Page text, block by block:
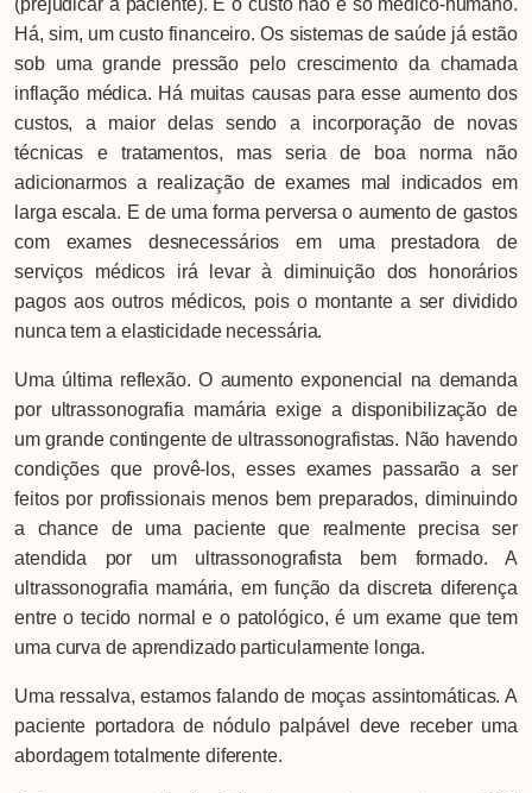
(prejudicar a paciente). E o custo não é só médico-humano.
Há, sim, um custo financeiro. Os sistemas de saúde já estão
sob uma grande pressão pelo crescimento da chamada
inflação médica. Há muitas causas para esse aumento dos
custos, a maior delas sendo a incorporação de novas
técnicas e tratamentos, mas seria de boa norma não
adicionarmos a realização de exames mal indicados em
larga escala. E de uma forma perversa o aumento de gastos
com exames desnecessários em uma prestadora de
serviços médicos irá levar à diminuição dos honorários
pagos aos outros médicos, pois o montante a ser dividido
nunca tem a elasticidade necessária.
Uma última reflexão. O aumento exponencial na demanda
por ultrassonografia mamária exige a disponibilização de
um grande contingente de ultrassonografistas. Não havendo
condições que provê-los, esses exames passarão a ser
feitos por profissionais menos bem preparados, diminuindo
a chance de uma paciente que realmente precisa ser
atendida por um ultrassonografista bem formado. A
ultrassonografia mamária, em função da discreta diferença
entre o tecido normal e o patológico, é um exame que tem
uma curva de aprendizado particularmente longa.
Uma ressalva, estamos falando de moças assintomáticas. A
paciente portadora de nódulo palpável deve receber uma
abordagem totalmente diferente.